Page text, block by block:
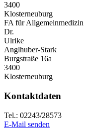
3400
Klosterneuburg
FA für Allgemeinmedizin
Dr.
Ulrike
Anglhuber-Stark
Burgstraße 16a
3400
Klosterneuburg
Kontaktdaten
Tel.: 02243/28573
E-Mail senden